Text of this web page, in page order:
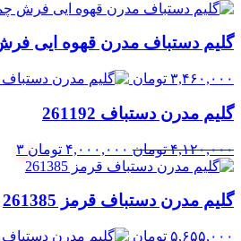
گلیم دستباف مدرن قهوه ایی فرش
۳,۴۶۰,۰۰۰ تومان
گلیم مدرن دستباف 261192
۴,۱۲۰,۰۰۰ تومان قیمت
اصلی:
بود.
۴,۰۰۰,۰۰۰ تومان قیمت
فعلی:
۳
گلیم مدرن دستباف قرمز 261385
۵,۶۵۵,۰۰۰ تومان